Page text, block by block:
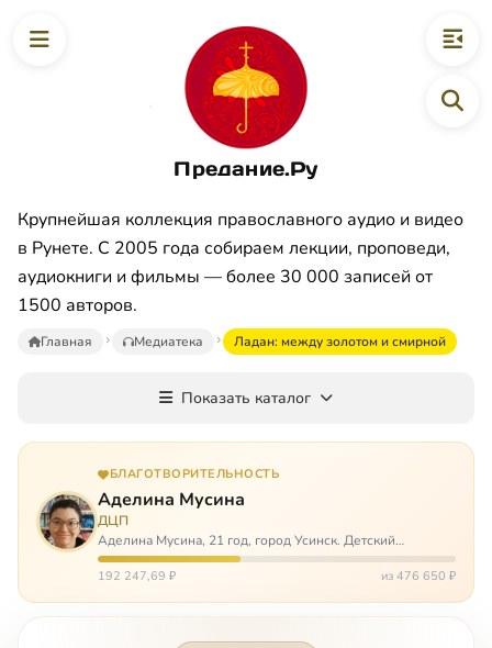
Предание.Ру
Крупнейшая коллекция православного аудио и видео
в Рунете. С 2005 года собираем лекции, проповеди,
аудиокниги и фильмы — более 30 000 записей от
1500 авторов.
Главная Медиатека Ладан: между золотом и смирной
Показать каталог
БЛАГОТВОРИТЕЛЬНОСТЬ
Аделина Мусина
ДЦП
Аделина Мусина, 21 год, город Усинск. Детский
церебральный паралич, передвигается на ходунках или
коляске. Аделине требуется помощь, чтобы ноги
192 247,69 ₽ из 476 650 ₽